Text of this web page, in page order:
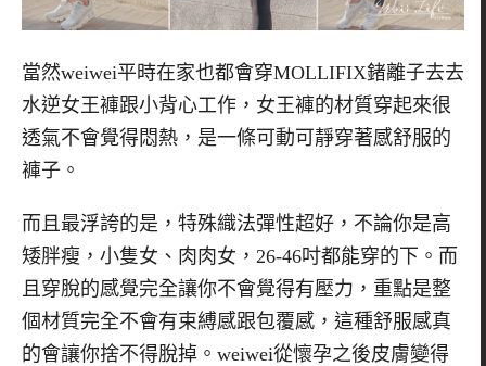
當然weiwei平時在家也都會穿MOLLIFIX鍺離子去去
水逆女王褲跟小背心工作，女王褲的材質穿起來很
透氣不會覺得悶熱，是一條可動可靜穿著感舒服的
褲子。
而且最浮誇的是，特殊織法彈性超好，不論你是高
矮胖瘦，小隻女、肉肉女，26-46吋都能穿的下。而
且穿脫的感覺完全讓你不會覺得有壓力，重點是整
個材質完全不會有束縛感跟包覆感，這種舒服感真
的會讓你捨不得脫掉。weiwei從懷孕之後皮膚變得